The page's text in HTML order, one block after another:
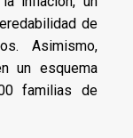
de
Asimismo,
un esquema
familias de